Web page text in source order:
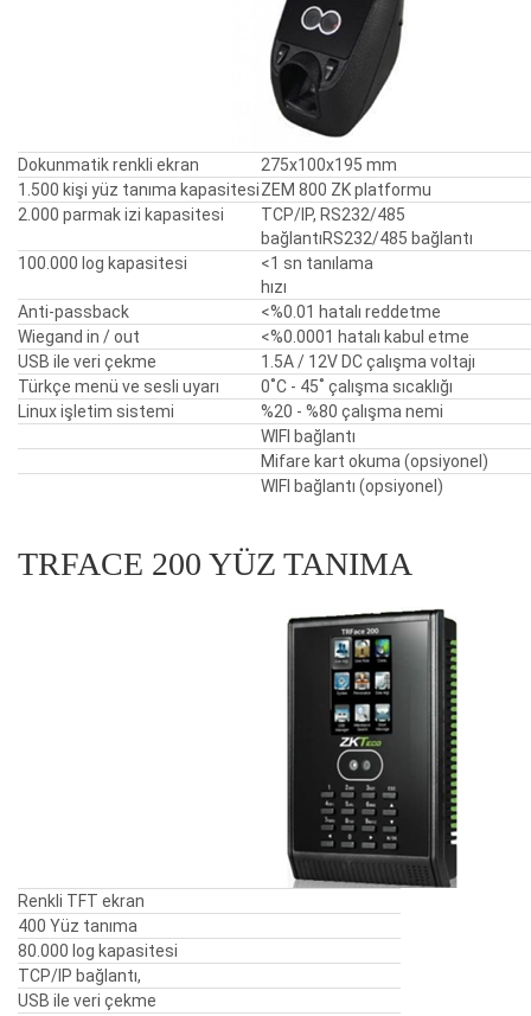
Dokunmatik renkli ekran
275x100x195 mm
1.500 kişi yüz tanıma kapasitesiZEM 800 ZK platformu
2.000 parmak izi kapasitesi
TCP/IP, RS232/485
bağlantıRS232/485 bağlantı
100.000 log kapasitesi
<1 sn tanılama
hızı
Anti-passback
<%0.01 hatalı reddetme
Wiegand in / out
<%0.0001 hatalı kabul etme
USB ile veri çekme
1.5A / 12V DC çalışma voltajı
Türkçe menü ve sesli uyarı
0˚C - 45˚ çalışma sıcaklığı
Linux işletim sistemi
%20 - %80 çalışma nemi
WIFI bağlantı
Mifare kart okuma (opsiyonel)
WIFI bağlantı (opsiyonel)
TRFACE 200 YÜZ TANIMA
Renkli TFT ekran
400 Yüz tanıma
80.000 log kapasitesi
TCP/IP bağlantı,
USB ile veri çekme